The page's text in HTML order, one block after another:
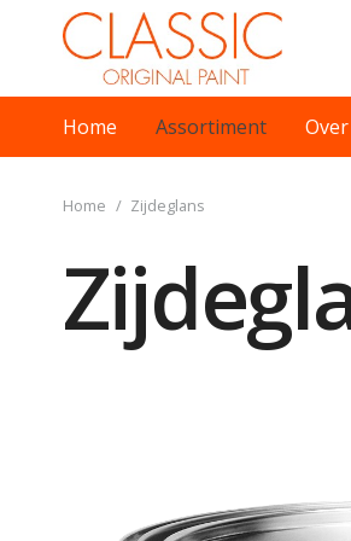
Home Assortiment
Home / Zijdeglans